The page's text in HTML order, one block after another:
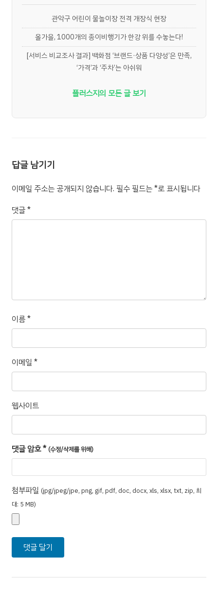
관악구 어린이 물놀이장 전격 개장식 현장
올가을, 1000개의 종이비행기가 한강 위를 수놓는다!
[서비스 비교조사 결과] 백화점 ‘브랜드·상품 다양성’은 만족,
‘가격’과 ‘주차’는 아쉬워
플러스지의 모든 글 보기
답글 남기기
이메일 주소는 공개되지 않습니다. 필수 필드는*로 표시됩니다
댓글*
이름*
이메일 *
웹사이트
댓글 암호* (수정/삭제를 위해)
첨부파일 (jpg/jpeg/jpe, png, gif, pdf, doc, docx, xls, xlsx, txt, zip, 최
대: 5 MB)